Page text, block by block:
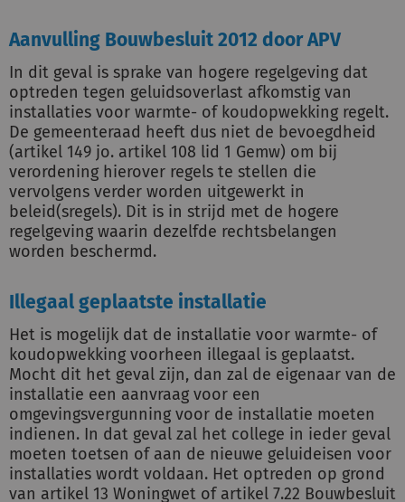
Aanvulling Bouwbesluit 2012 door APV
In dit geval is sprake van hogere regelgeving dat
optreden tegen geluidsoverlast afkomstig van
installaties voor warmte- of koudopwekking regelt.
De gemeenteraad heeft dus niet de bevoegdheid
(artikel 149 jo. artikel 108 lid 1 Gemw) om bij
verordening hierover regels te stellen die
vervolgens verder worden uitgewerkt in
beleid(sregels). Dit is in strijd met de hogere
regelgeving waarin dezelfde rechtsbelangen
worden beschermd.
Illegaal geplaatste installatie
Het is mogelijk dat de installatie voor warmte- of
koudopwekking voorheen illegaal is geplaatst.
Mocht dit het geval zijn, dan zal de eigenaar van de
installatie een aanvraag voor een
omgevingsvergunning voor de installatie moeten
indienen. In dat geval zal het college in ieder geval
moeten toetsen of aan de nieuwe geluideisen voor
installaties wordt voldaan. Het optreden op grond
van artikel 13 Woningwet of artikel 7.22 Bouwbesluit